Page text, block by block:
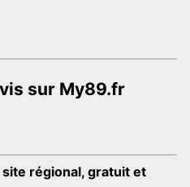
sur My89.fr
régional, gratuit et